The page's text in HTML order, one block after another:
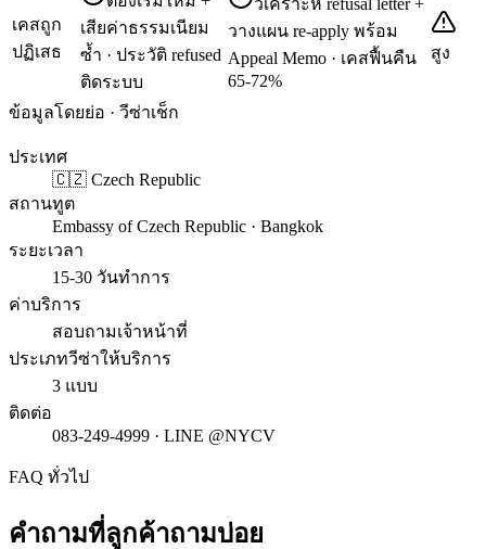
เคสถูก
ปฏิเสธ
เสียค่าธรรมเนียม
ซ้ำ · ประวัติ refused
ติดระบบ
วิเคราะห์ refusal letter +
วางแผน re-apply พร้อม
Appeal Memo · เคสฟื้นคืน
65-72%
สูง
ข้อมูลโดยย่อ · วีซ่าเช็ก
ประเทศ
🇨🇿 Czech Republic
สถานทูต
Embassy of Czech Republic · Bangkok
ระยะเวลา
15-30 วันทำการ
ค่าบริการ
สอบถามเจ้าหน้าที่
ประเภทวีซ่าให้บริการ
3 แบบ
ติดต่อ
083-249-4999 · LINE @NYCV
FAQ ทั่วไป
คำถามที่ลูกค้าถามบ่อย